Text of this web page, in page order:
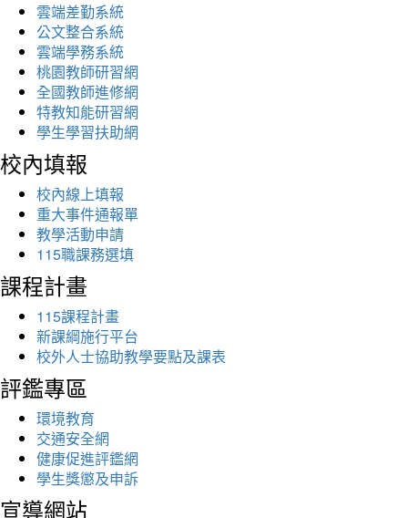
雲端差勤系統
公文整合系統
雲端學務系統
桃園教師研習網
全國教師進修網
特教知能研習網
學生學習扶助網
校內填報
校內線上填報
重大事件通報單
教學活動申請
115職課務選填
課程計畫
115課程計畫
新課綱施行平台
校外人士協助教學要點及課表
評鑑專區
環境教育
交通安全網
健康促進評鑑網
學生獎懲及申訴
宣導網站